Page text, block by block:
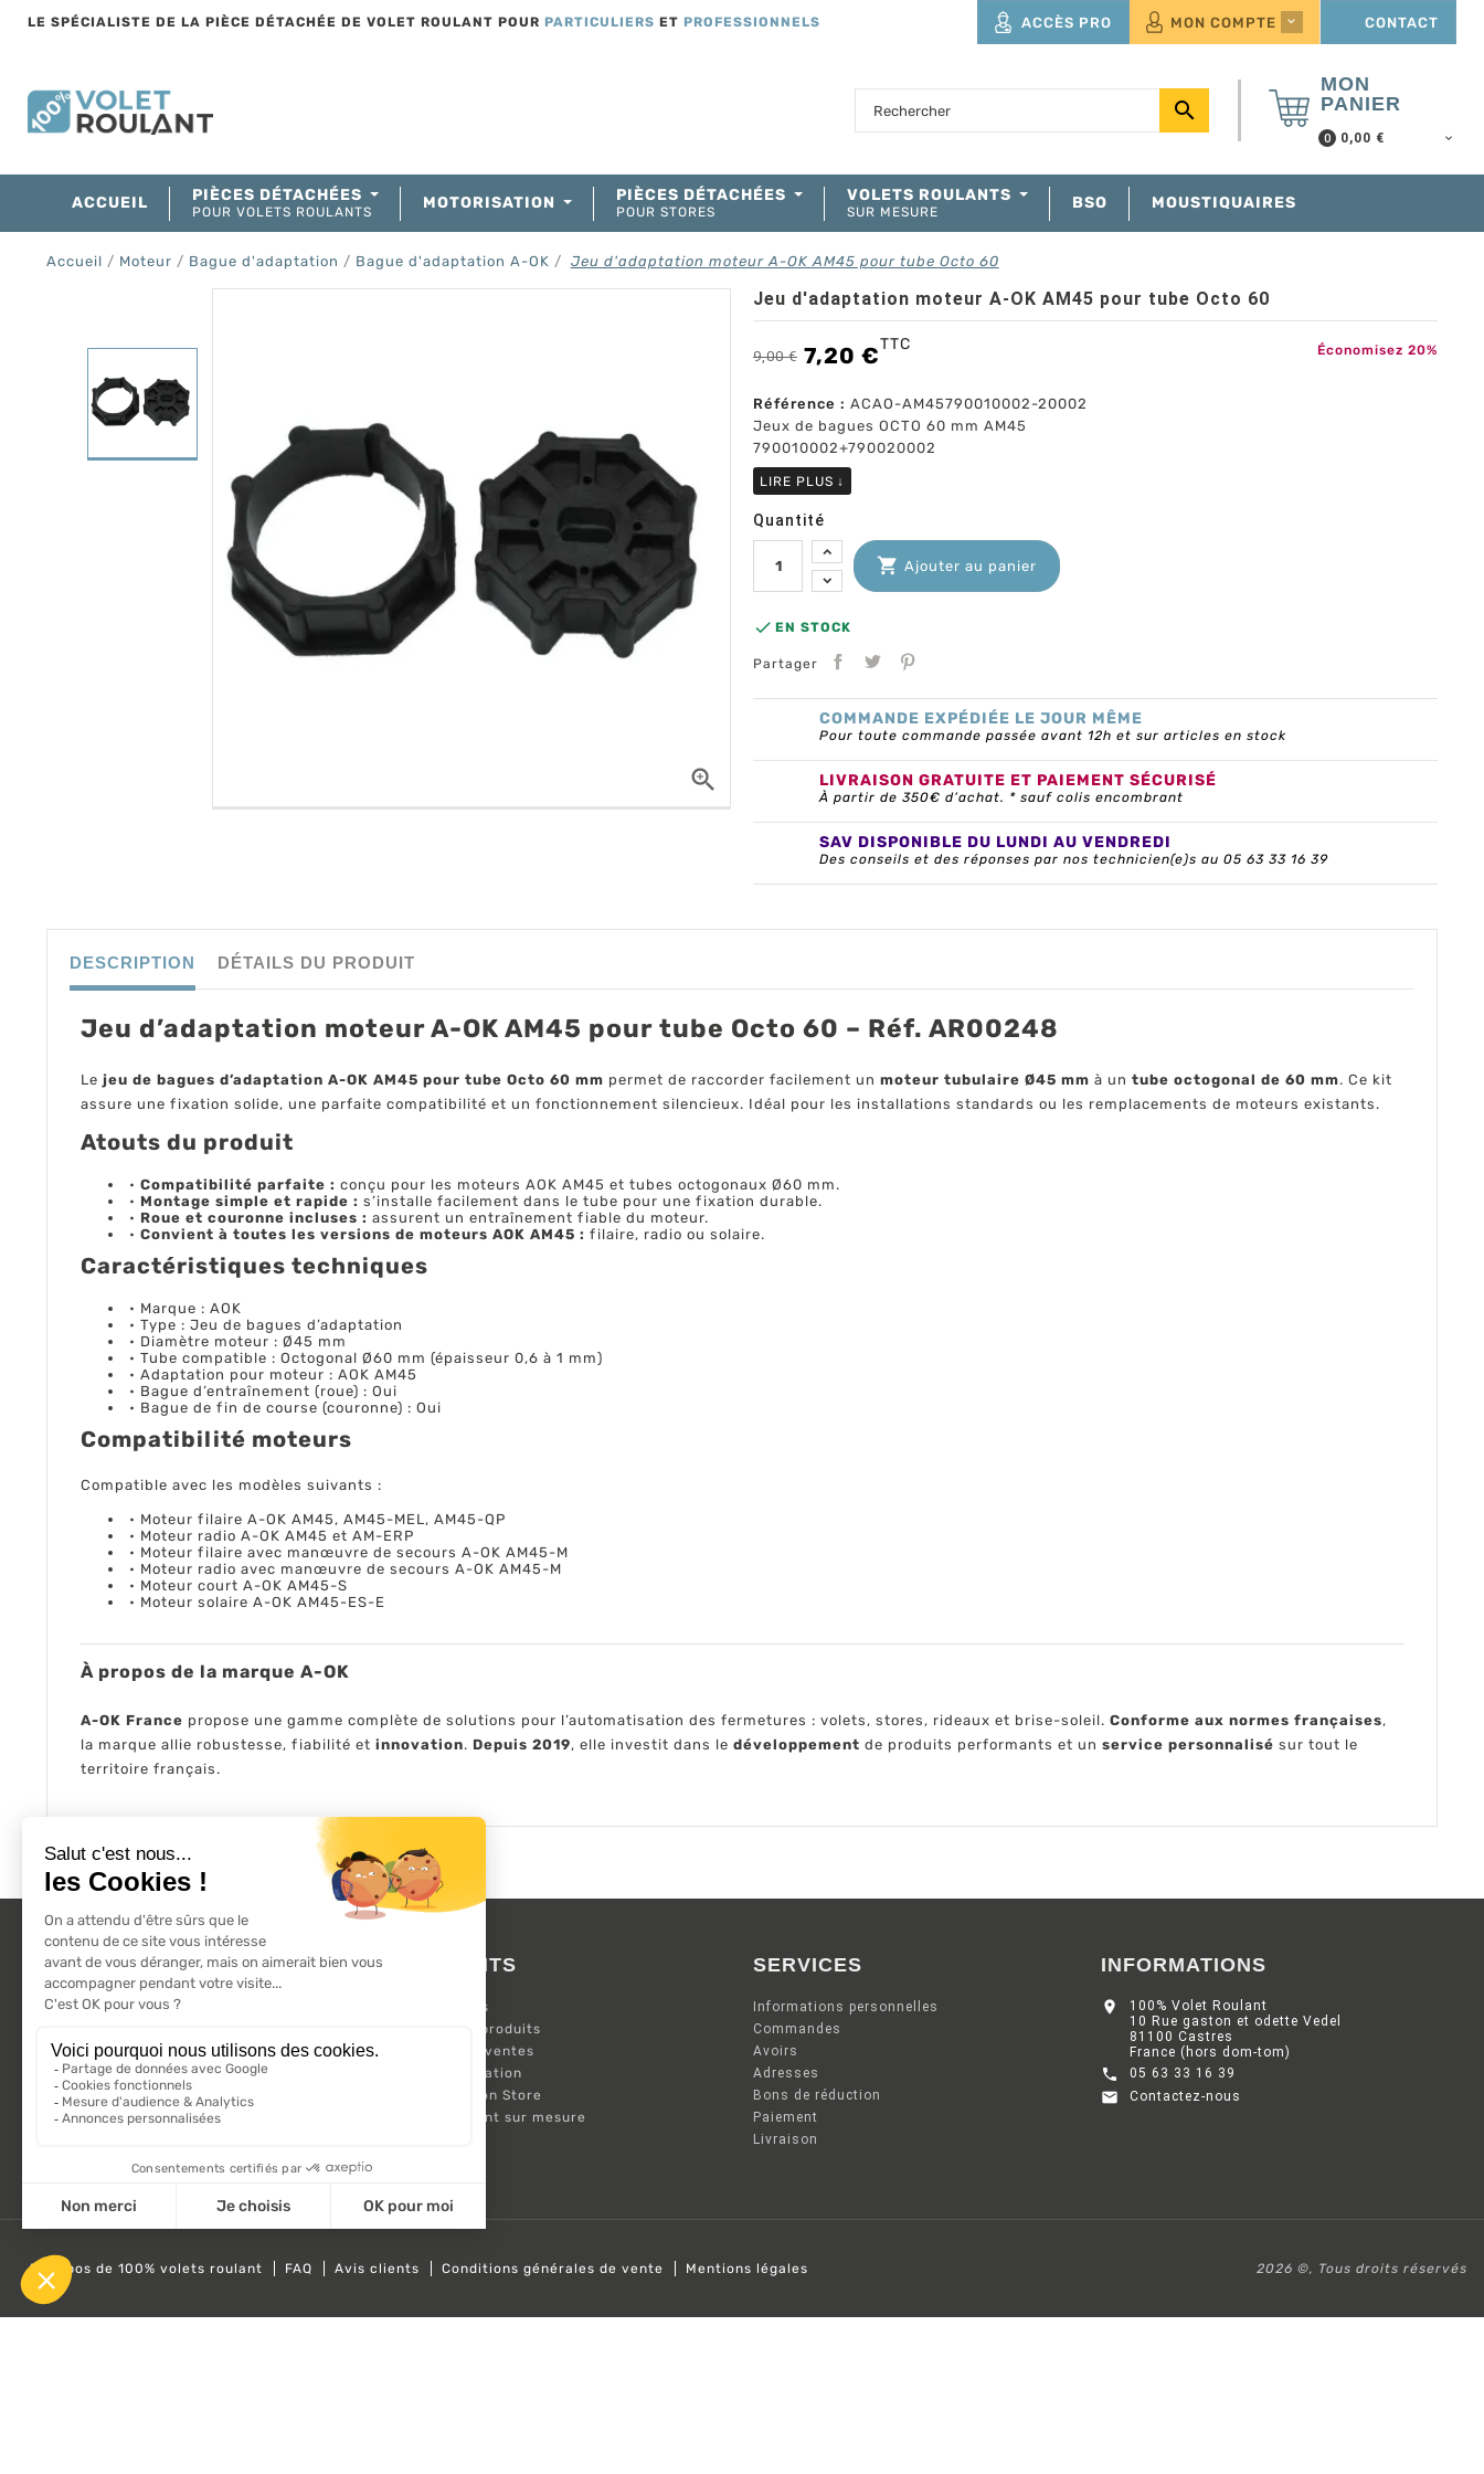
LE SPÉCIALISTE DE LA PIÈCE DÉTACHÉE DE VOLET ROULANT POUR PARTICULIERS ET PROFESSIONNELS ACCÈS PRO MON COMPTE  CONTACT

MON
PANIER
0 0,00 €
ACCUEIL PIÈCES DÉTACHÉES
POUR VOLETS ROULANTS MOTORISATION PIÈCES DÉTACHÉES
POUR STORES
VOLETS ROULANTS
SUR MESURE BSO MOUSTIQUAIRES
Accueil Moteur Bague d'adaptation Bague d'adaptation A-OK Jeu d'adaptation moteur A-OK AM45 pour tube Octo 60

Jeu d'adaptation moteur A-OK AM45 pour tube Octo 60
9,00 € 7,20 €TTC Économisez 20%
Référence : ACAO-AM45790010002-20002
Jeux de bagues OCTO 60 mm AM45
790010002+790020002
LIRE PLUS ↓
Quantité
 Ajouter au panier
 EN STOCK
Partager
COMMANDE EXPÉDIÉE LE JOUR MÊME
Pour toute commande passée avant 12h et sur articles en stock
LIVRAISON GRATUITE ET PAIEMENT SÉCURISÉ
À partir de 350€ d’achat. * sauf colis encombrant
SAV DISPONIBLE DU LUNDI AU VENDREDI
Des conseils et des réponses par nos technicien(e)s au 05 63 33 16 39
DESCRIPTION DÉTAILS DU PRODUIT
Jeu d’adaptation moteur A-OK AM45 pour tube Octo 60 – Réf. AR00248
Le jeu de bagues d’adaptation A-OK AM45 pour tube Octo 60 mm permet de raccorder facilement un moteur tubulaire Ø45 mm à un tube octogonal de 60 mm. Ce kit
assure une fixation solide, une parfaite compatibilité et un fonctionnement silencieux. Idéal pour les installations standards ou les remplacements de moteurs existants.
Atouts du produit
• Compatibilité parfaite : conçu pour les moteurs AOK AM45 et tubes octogonaux Ø60 mm.
• Montage simple et rapide : s’installe facilement dans le tube pour une fixation durable.
• Roue et couronne incluses : assurent un entraînement fiable du moteur.
• Convient à toutes les versions de moteurs AOK AM45 : filaire, radio ou solaire.
Caractéristiques techniques
• Marque : AOK
• Type : Jeu de bagues d’adaptation
• Diamètre moteur : Ø45 mm
• Tube compatible : Octogonal Ø60 mm (épaisseur 0,6 à 1 mm)
• Adaptation pour moteur : AOK AM45
• Bague d’entraînement (roue) : Oui
• Bague de fin de course (couronne) : Oui
Compatibilité moteurs
Compatible avec les modèles suivants :
• Moteur filaire A-OK AM45, AM45-MEL, AM45-QP
• Moteur radio A-OK AM45 et AM-ERP
• Moteur filaire avec manœuvre de secours A-OK AM45-M
• Moteur radio avec manœuvre de secours A-OK AM45-M
• Moteur court A-OK AM45-S
• Moteur solaire A-OK AM45-ES-E
À propos de la marque A-OK
A-OK France propose une gamme complète de solutions pour l’automatisation des fermetures : volets, stores, rideaux et brise-soleil. Conforme aux normes françaises,
la marque allie robustesse, fiabilité et innovation. Depuis 2019, elle investit dans le développement de produits performants et un service personnalisé sur tout le
territoire français.
L'ACTU 100%
VOLET ROULANT
Suivez-nous sur les réseaux sociaux.
PRODUITS
Promotions
Nouveaux produits
Meilleures ventes
Kit Motorisation
Motorisation Store
Volet roulant sur mesure
SERVICES
Informations personnelles
Commandes
Avoirs
Adresses
Bons de réduction
Paiement
Livraison
INFORMATIONS

100% Volet Roulant
10 Rue gaston et odette Vedel
81100 Castres
France (hors dom-tom)
 05 63 33 16 39
 Contactez-nous
A propos de 100% volets roulant FAQ Avis clients Conditions générales de vente Mentions légales 2026 ©, Tous droits réservés